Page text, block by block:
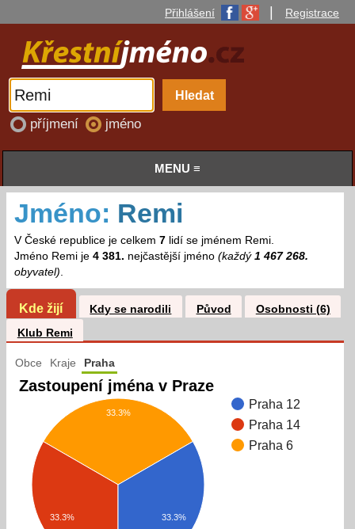
Přihlášení Registrace
příjmení jméno
MENU ≡
Jméno: Remi
V České republice je celkem 7lidí se jménem Remi.
Jméno Remi je 4 381. nejčastější jméno (každý 1 467 268.
obyvatel).
Kde žijí Kdy se narodili Původ
Osobnosti (6)
Klub Remi
Obce Kraje Praha
Zastoupení jména v Praze
Praha 12
Praha 14
Praha 6
33.3%
33.3% 33.3%